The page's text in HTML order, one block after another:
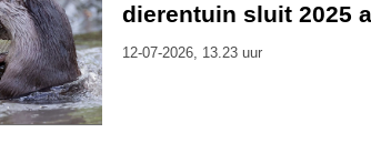
dierentuin sluit 2025
12-07-2026, 13.23 uur